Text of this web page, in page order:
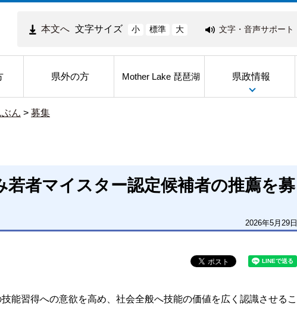
本文へ 文字サイズ 小 標準 大 文字・音声サポート
県外の方 Mother Lake 琵琶湖 県政情報
ん > 募集
若者マイスター認定候補者の推薦を募
2026年5月29
能習得への意欲を高め、社会全般へ技能の価値を広く認識させるこ